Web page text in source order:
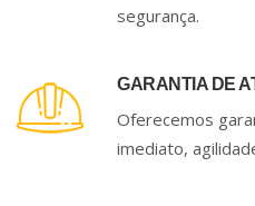
segurança.
GARANTIA DE
Oferecemos
imediato,